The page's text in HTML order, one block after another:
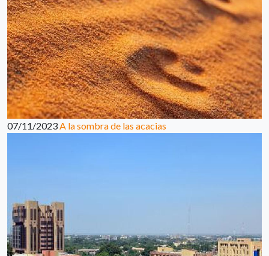
07/11/2023A la sombra de las acacias